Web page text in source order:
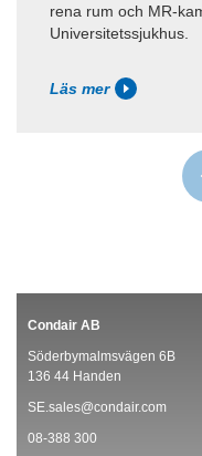
rena rum och MR-
Universitetssjukhus.
Läs mer
Condair AB
Söderbymalmsvägen 6B
136 44 Handen
SE.sales@condair.com
08-388 300